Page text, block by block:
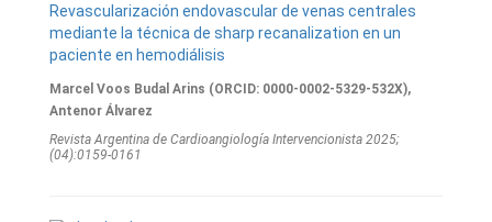
Revascularización endovascular de venas centrales
mediante la técnica de sharp recanalization en un
paciente en hemodiálisis
Marcel Voos Budal Arins (ORCID: 0000-0002-5329-532X),
Antenor Álvarez
Revista Argentina de Cardioangiologí­a Intervencionista 2025;
(04):0159-0161